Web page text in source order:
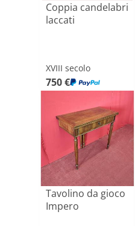
Coppia candelabri
laccati
XVIII secolo
750 €
Tavolino da gioco
Impero